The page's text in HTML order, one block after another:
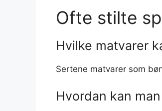
Ofte stilte
Hvilke matvarer
Sertene matvarer som
Hvordan kan